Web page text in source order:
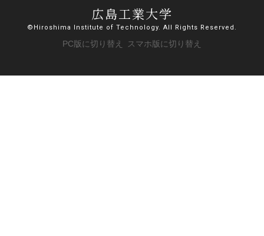
広島工業大学
©Hiroshima Institute of Technology. All Rights Reserved.
PC版に切り替え スマホ版に切り替え